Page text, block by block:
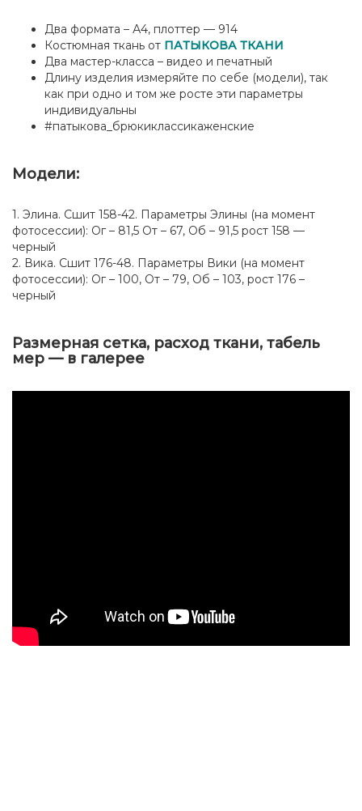
Два формата – А4, плоттер — 914
Костюмная ткань от ПАТЫКОВА ТКАНИ
Два мастер-класса – видео и печатный
Длину изделия измеряйте по себе (модели), так
как при одно и том же росте эти параметры
индивидуальны
#патыкова_брюкиклассикаженские
Модели:
1. Элина. Сшит 158-42. Параметры Элины (на момент
фотосессии): Ог – 81,5 От – 67, Об – 91,5 рост 158 —
черный
2. Вика. Сшит 176-48. Параметры Вики (на момент
фотосессии): Ог – 100, От – 79, Об – 103, рост 176 –
черный
Размерная сетка, расход ткани, табель
мер — в галерее